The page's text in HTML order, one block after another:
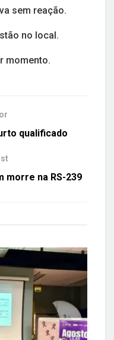
sem reação.
no local.
momento.
qualificado
morre na RS-239